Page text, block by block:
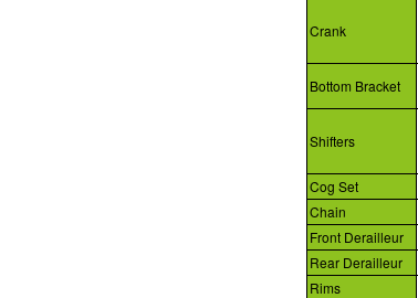
Crank
Bottom Bracket
Shifters
Cog Set
Chain
Front Derailleur
Rear Derailleur
Rims